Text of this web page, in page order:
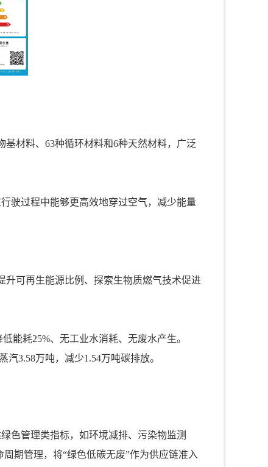
材料、63种循环材料和6种天然材料，广泛
驶过程中能够更高效地穿过空气，减少能量
升可再生能源比例、探索生物质燃气技术促进
能耗25%、无工业水消耗、无废水产生。
3.58万吨，减少1.54万吨碳排放。
色管理类指标，如环境减排、污染物监测
期管理，将“绿色低碳无废”作为供应链准入